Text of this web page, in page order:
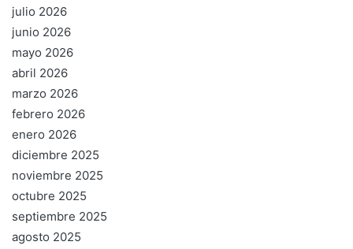
julio 2026
junio 2026
mayo 2026
abril 2026
marzo 2026
febrero 2026
enero 2026
diciembre 2025
noviembre 2025
octubre 2025
septiembre 2025
agosto 2025